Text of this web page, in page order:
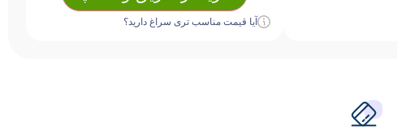
آیا قیمت مناسب تری سراغ دارید؟